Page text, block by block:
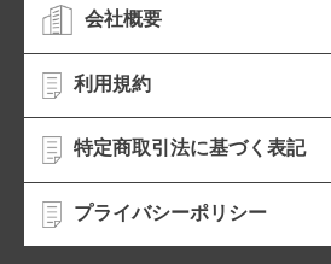
会社概要
利用規約
特定商取引法に基づく表記
プライバシーポリシー